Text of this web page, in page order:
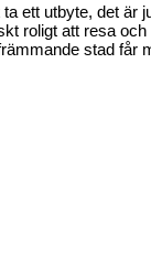
ett utbyte, det är
roligt att resa
stad får